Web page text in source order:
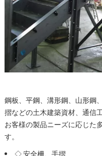
鋼板、平鋼、溝形鋼、山形鋼
摺などの土木建築資材、通信
お客様の製品ニーズに応じた
す。